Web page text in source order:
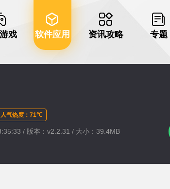
戏 软件应用 资讯攻略 专题
人气热度：71℃
/ 版本：v2.2.31 / 大小：39.4MB